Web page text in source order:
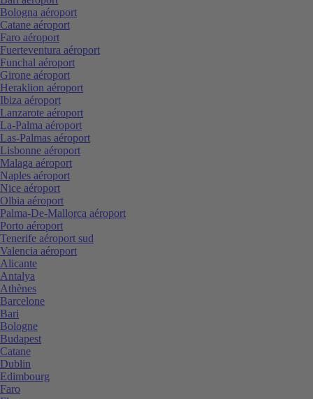
Bologna aéroport
Catane aéroport
Faro aéroport
Fuerteventura aéroport
Funchal aéroport
Girone aéroport
Heraklion aéroport
Ibiza aéroport
Lanzarote aéroport
La-Palma aéroport
Las-Palmas aéroport
Lisbonne aéroport
Malaga aéroport
Naples aéroport
Nice aéroport
Olbia aéroport
Palma-De-Mallorca aéroport
Porto aéroport
Tenerife aéroport sud
Valencia aéroport
Alicante
Antalya
Athènes
Barcelone
Bari
Bologne
Budapest
Catane
Dublin
Edimbourg
Faro